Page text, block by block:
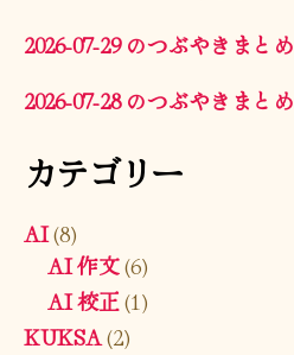
2026-07-29 のつぶやきまとめ
2026-07-28 のつぶやきまとめ
カテゴリー
AI(8)
AI 作文(6)
AI 校正(1)
KUKSA(2)